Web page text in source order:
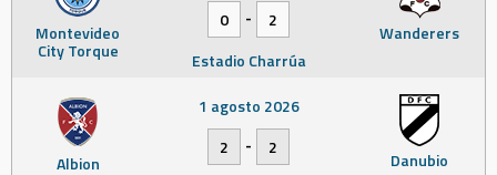
Montevideo
City Torque
Wanderers
0
-
2
Estadio Charrúa
Albion Danubio
1 agosto 2026
2
-
2